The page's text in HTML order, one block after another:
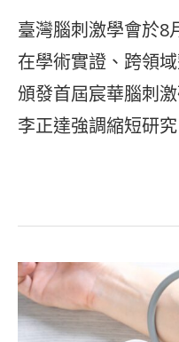
臺灣腦刺激學會於8
在學術實證、跨領
頒發首屆宸華腦刺
李正達強調縮短研